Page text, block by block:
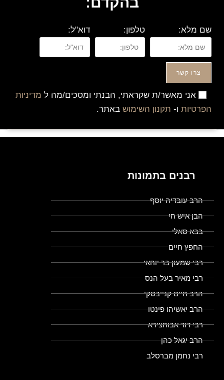
שם מלא: טלפון: דוא"ל:
אני מאשר/ת שקראתי, הבנתי ומסכים/מה ל מדיניות
הפרטיות ו- תקנון השימוש באתר.
צרו קשר
רבנים בתמונות
הרב עובדיה יוסף
הבן איש חי
בבא סאלי
החפץ חיים
רבי שמעון בר יוחאי
רבי מאיר בעל הנס
הרב חיים קנייבסקי
הרב יאשיהו פינטו
רבי דוד אבוחצירא
הרב יגאל כהן
רבי נחמן מברסלב